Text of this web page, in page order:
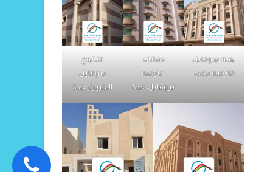
بويه بروفايل
خارجيه بجده
دهانات
خارجيه
بروفايل جدة
كتالوج
بروفايل
الجزيرة جدة